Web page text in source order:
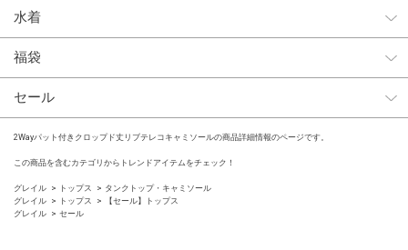
水着
福袋
セール
2Wayパット付きクロップド丈リブテレコキャミソールの商品詳細情報のページです。
この商品を含むカテゴリからトレンドアイテムをチェック！
グレイル トップス
タンクトップ・キャミソール
グレイル
トップス
【セール】トップス
グレイル
セール